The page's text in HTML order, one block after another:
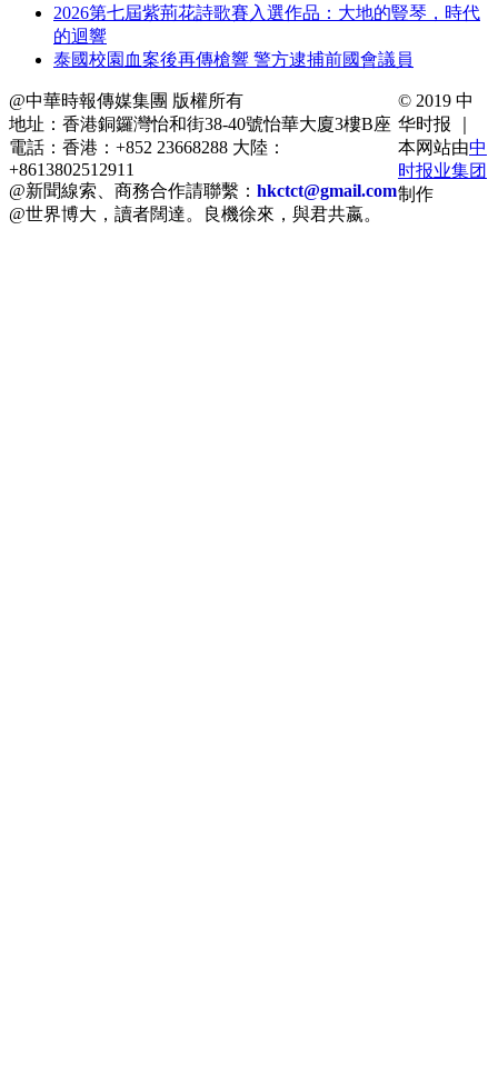
2026第七屆紫荊花詩歌賽入選作品：大地的豎琴，時代
的迴響
泰國校園血案後再傳槍響 警方逮捕前國會議員
@中華時報傳媒集團 版權所有
地址：香港銅鑼灣怡和街38-40號怡華大廈3樓B座
電話：香港：+852 23668288 大陸：
+8613802512911
@新聞線索、商務合作請聯繫： hkctct@gmail.com
@世界博大，讀者闊達。良機徐來，與君共嬴。
© 2019 中
华时报 ｜
本网站由中
时报业集团
制作